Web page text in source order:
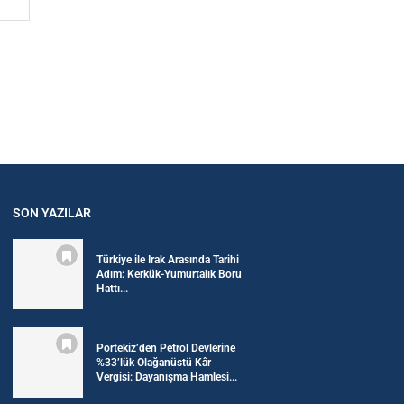
SON YAZILAR
Türkiye ile Irak Arasında Tarihi
Adım: Kerkük-Yumurtalık Boru
Hattı...
Portekiz’den Petrol Devlerine
%33’lük Olağanüstü Kâr
Vergisi: Dayanışma Hamlesi...